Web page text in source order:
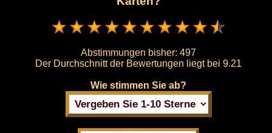
Abstimmungen bisher: 497
Der Durchschnitt der Bewertungen liegt bei 9.21
Wie stimmen Sie ab?